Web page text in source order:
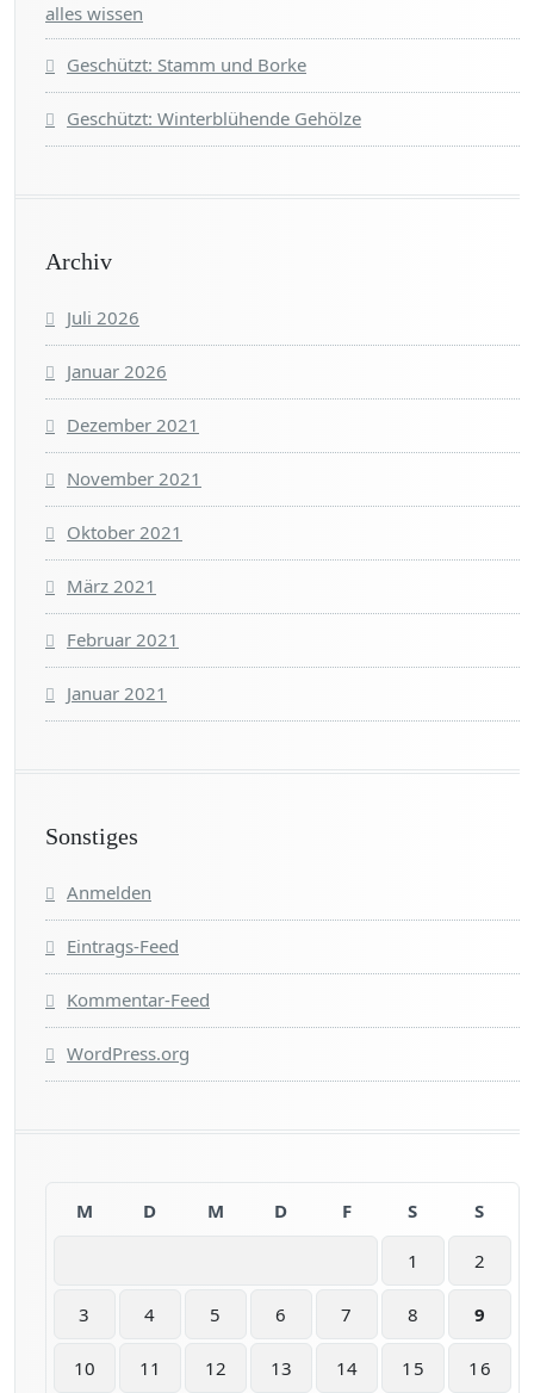
alles wissen
Geschützt: Stamm und Borke
Geschützt: Winterblühende Gehölze
Archiv
Juli 2026
Januar 2026
Dezember 2021
November 2021
Oktober 2021
März 2021
Februar 2021
Januar 2021
Sonstiges
Anmelden
Eintrags-Feed
Kommentar-Feed
WordPress.org
M D M D F S S
1 2
3 4 5 6 7 8 9
10 11 12 13 14 15 16